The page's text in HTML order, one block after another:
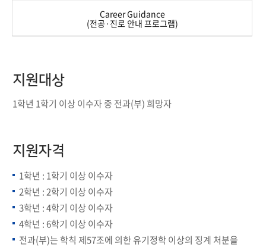
Career Guidance
(전공·진로 안내 프로그램)
지원대상
1학년 1학기 이상 이수자 중 전과(부) 희망자
지원자격
1학년 : 1학기 이상 이수자
2학년 : 2학기 이상 이수자
3학년 : 4학기 이상 이수자
4학년 : 6학기 이상 이수자
전과(부)는 학칙 제57조에 의한 유기정학 이상의 징계 처분을